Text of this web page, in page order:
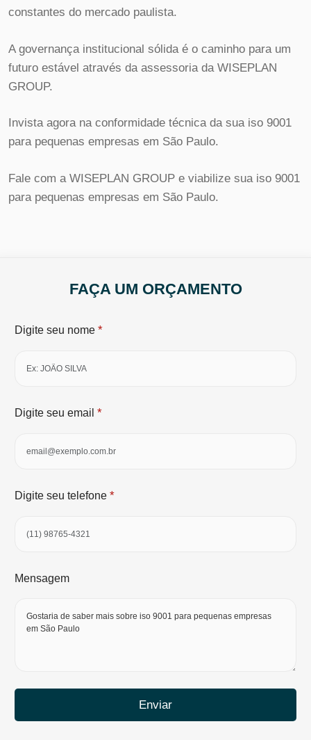
constantes do mercado paulista.
A governança institucional sólida é o caminho para um
futuro estável através da assessoria da WISEPLAN
GROUP.
Invista agora na conformidade técnica da sua iso 9001
para pequenas empresas em São Paulo.
Fale com a WISEPLAN GROUP e viabilize sua iso 9001
para pequenas empresas em São Paulo.
FAÇA UM ORÇAMENTO
Digite seu nome *
Digite seu email *
Digite seu telefone *
Mensagem
Enviar